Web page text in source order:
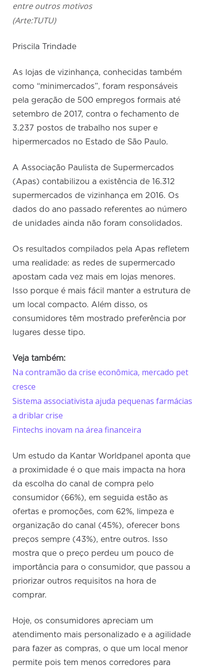
entre outros motivos
(Arte:TUTU)
Priscila Trindade
As lojas de vizinhança, conhecidas também
como “minimercados”, foram responsáveis
pela geração de 500 empregos formais até
setembro de 2017, contra o fechamento de
3.237 postos de trabalho nos super e
hipermercados no Estado de São Paulo.
A Associação Paulista de Supermercados
(Apas) contabilizou a existência de 16.312
supermercados de vizinhança em 2016. Os
dados do ano passado referentes ao número
de unidades ainda não foram consolidados.
Os resultados compilados pela Apas refletem
uma realidade: as redes de supermercado
apostam cada vez mais em lojas menores.
Isso porque é mais fácil manter a estrutura de
um local compacto. Além disso, os
consumidores têm mostrado preferência por
lugares desse tipo.
Veja também:
Na contramão da crise econômica, mercado pet
cresce
Sistema associativista ajuda pequenas farmácias
a driblar crise
Fintechs inovam na área financeira
Um estudo da Kantar Worldpanel aponta que
a proximidade é o que mais impacta na hora
da escolha do canal de compra pelo
consumidor (66%), em seguida estão as
ofertas e promoções, com 62%, limpeza e
organização do canal (45%), oferecer bons
preços sempre (43%), entre outros. Isso
mostra que o preço perdeu um pouco de
importância para o consumidor, que passou a
priorizar outros requisitos na hora de
comprar.
Hoje, os consumidores apreciam um
atendimento mais personalizado e a agilidade
para fazer as compras, o que um local menor
permite pois tem menos corredores para